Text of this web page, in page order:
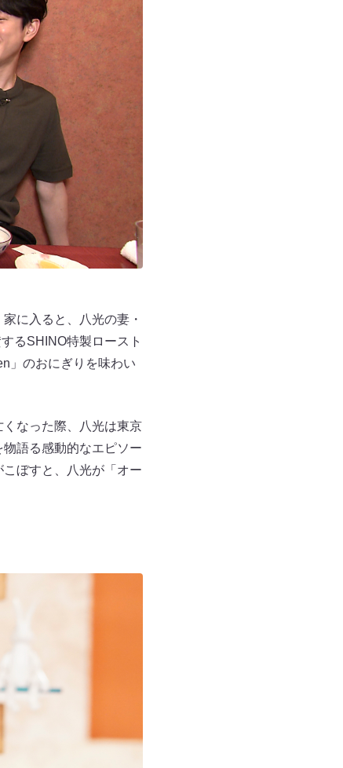
に入ると、八光の妻・
るSHINO特製ロースト
」のおにぎりを味わい
なった際、八光は東京
語る感動的なエピソー
ぼすと、八光が「オー